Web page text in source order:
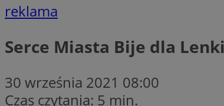
reklama
Serce Miasta Bije dla
30 września 2021 08:00
Czas czytania: 5 min.